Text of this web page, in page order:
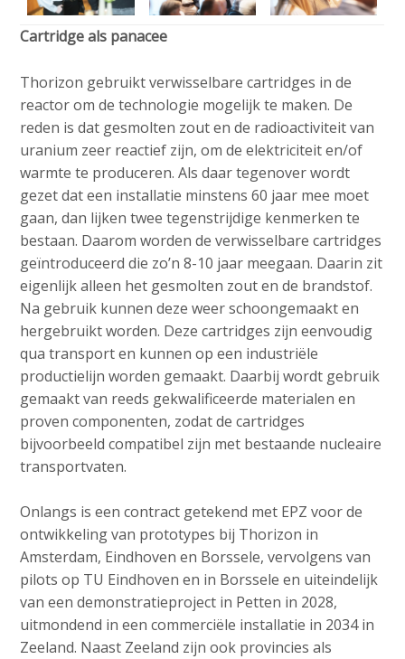
Cartridge als panacee
Thorizon gebruikt verwisselbare cartridges in de
reactor om de technologie mogelijk te maken. De
reden is dat gesmolten zout en de radioactiviteit van
uranium zeer reactief zijn, om de elektriciteit en/of
warmte te produceren. Als daar tegenover wordt
gezet dat een installatie minstens 60 jaar mee moet
gaan, dan lijken twee tegenstrijdige kenmerken te
bestaan. Daarom worden de verwisselbare cartridges
geïntroduceerd die zo’n 8-10 jaar meegaan. Daarin zit
eigenlijk alleen het gesmolten zout en de brandstof.
Na gebruik kunnen deze weer schoongemaakt en
hergebruikt worden. Deze cartridges zijn eenvoudig
qua transport en kunnen op een industriële
productielijn worden gemaakt. Daarbij wordt gebruik
gemaakt van reeds gekwalificeerde materialen en
proven componenten, zodat de cartridges
bijvoorbeeld compatibel zijn met bestaande nucleaire
transportvaten.
Onlangs is een contract getekend met EPZ voor de
ontwikkeling van prototypes bij Thorizon in
Amsterdam, Eindhoven en Borssele, vervolgens van
pilots op TU Eindhoven en in Borssele en uiteindelijk
van een demonstratieproject in Petten in 2028,
uitmondend in een commerciële installatie in 2034 in
Zeeland. Naast Zeeland zijn ook provincies als